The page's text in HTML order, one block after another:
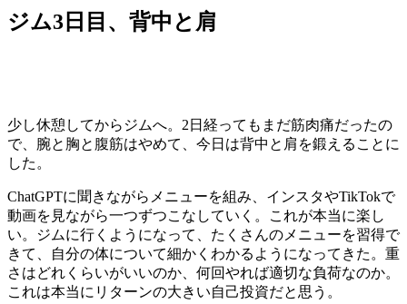
ジム3日目、背中と肩
少し休憩してからジムへ。2日経ってもまだ筋肉痛だったの
で、腕と胸と腹筋はやめて、今日は背中と肩を鍛えることに
した。
ChatGPTに聞きながらメニューを組み、インスタやTikTokで
動画を見ながら一つずつこなしていく。これが本当に楽し
い。ジムに行くようになって、たくさんのメニューを習得で
きて、自分の体について細かくわかるようになってきた。重
さはどれくらいがいいのか、何回やれば適切な負荷なのか。
これは本当にリターンの大きい自己投資だと思う。